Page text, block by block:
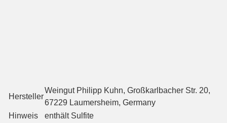
Hersteller
Weingut Philipp Kuhn, Großkarlbacher Str. 20,
67229 Laumersheim, Germany
Hinweis
enthält Sulfite